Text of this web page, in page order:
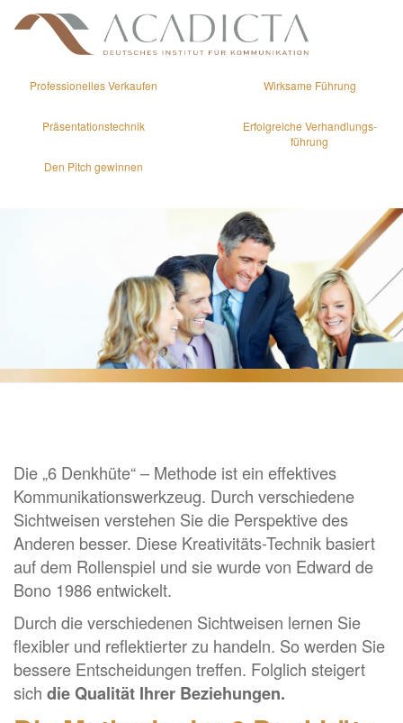
Professionelles Verkaufen Wirksame Führung
Präsentations­technik
Erfolgreiche Verhandlungs­
führung
Den Pitch gewinnen
Die „6 Denkhüte“ – Methode ist ein effektives
Kommunikationswerkzeug. Durch verschiedene
Sichtweisen verstehen Sie die Perspektive des
Anderen besser. Diese Kreativitäts-Technik basiert
auf dem Rollenspiel und sie wurde von Edward de
Bono 1986 entwickelt.
Durch die verschiedenen Sichtweisen lernen Sie
flexibler und reflektierter zu handeln. So werden Sie
bessere Entscheidungen treffen. Folglich steigert
sich die Qualität Ihrer Beziehungen.